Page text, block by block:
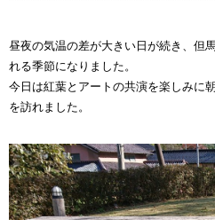
昼夜の気温の差が大きい日が続き、但
れる季節になりました。
今日は紅葉とアートの共演を楽しみに
を訪れました。